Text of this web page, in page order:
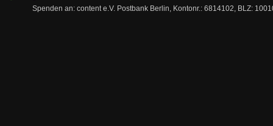
Spenden an: content e.V. Postbank Berlin, Kontonr.: 6814102, BLZ: